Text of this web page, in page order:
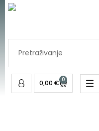
Skip
0,00 € 0
Cart
NYMPH
CM
2.5G